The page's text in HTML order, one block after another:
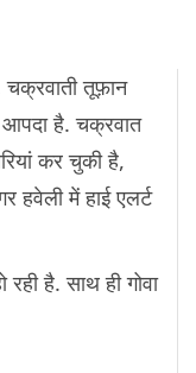
चक्रवाती तूफ़ान
आपदा है. चक्रवात
कर चुकी है,
हवेली में हाई एलर्ट
है. साथ ही गोवा